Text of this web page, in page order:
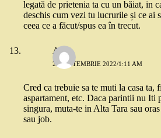
legată de prietenia ta cu un băiat, in
deschis cum vezi tu lucrurile și ce ai
ceea ce a făcut/spus ea în trecut.
Alina
23 SEPTEMBRIE 2022/1:11 AM
Cred ca trebuie sa te muti la casa ta,
aspartament, etc. Daca parintii nu Iti
singura, muta-te in Alta Tara sau
sau job.